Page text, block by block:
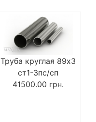
Труба круглая 89х3
ст1-3пс/сп
41500.00 грн.